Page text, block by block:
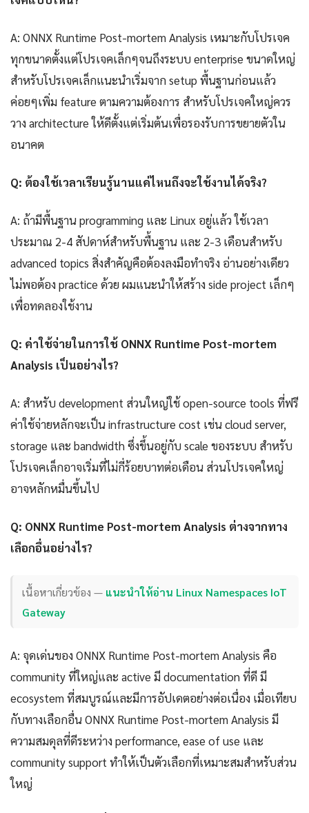
A: ONNX Runtime Post-mortem Analysis เหมาะกับโปรเจค
ทุกขนาดตั้งแต่โปรเจคเล็กๆจนถึงระบบ enterprise ขนาดใหญ่
สำหรับโปรเจคเล็กแนะนำเริ่มจาก setup พื้นฐานก่อนแล้ว
ค่อยๆเพิ่ม feature ตามความต้องการ สำหรับโปรเจคใหญ่ควร
วาง architecture ให้ดีตั้งแต่เริ่มต้นเพื่อรองรับการขยายตัวใน
อนาคต
Q: ต้องใช้เวลาเรียนรู้นานแค่ไหนถึงจะใช้งานได้จริง?
A: ถ้ามีพื้นฐาน programming และ Linux อยู่แล้ว ใช้เวลา
ประมาณ 2-4 สัปดาห์สำหรับพื้นฐาน และ 2-3 เดือนสำหรับ
advanced topics สิ่งสำคัญคือต้องลงมือทำจริง อ่านอย่างเดียว
ไม่พอต้อง practice ด้วย ผมแนะนำให้สร้าง side project เล็กๆ
เพื่อทดลองใช้งาน
Q: ค่าใช้จ่ายในการใช้ ONNX Runtime Post-mortem
Analysis เป็นอย่างไร?
A: สำหรับ development ส่วนใหญ่ใช้ open-source tools ที่ฟรี
ค่าใช้จ่ายหลักจะเป็น infrastructure cost เช่น cloud server,
storage และ bandwidth ซึ่งขึ้นอยู่กับ scale ของระบบ สำหรับ
โปรเจคเล็กอาจเริ่มที่ไม่กี่ร้อยบาทต่อเดือน ส่วนโปรเจคใหญ่
อาจหลักหมื่นขึ้นไป
Q: ONNX Runtime Post-mortem Analysis ต่างจากทาง
เลือกอื่นอย่างไร?
เนื้อหาเกี่ยวข้อง — แนะนำให้อ่าน Linux Namespaces IoT
Gateway
A: จุดเด่นของ ONNX Runtime Post-mortem Analysis คือ
community ที่ใหญ่และ active มี documentation ที่ดี มี
ecosystem ที่สมบูรณ์และมีการอัปเดตอย่างต่อเนื่อง เมื่อเทียบ
กับทางเลือกอื่น ONNX Runtime Post-mortem Analysis มี
ความสมดุลที่ดีระหว่าง performance, ease of use และ
community support ทำให้เป็นตัวเลือกที่เหมาะสมสำหรับส่วน
ใหญ่